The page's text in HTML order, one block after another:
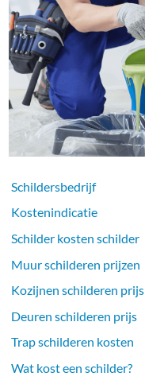
Schildersbedrijf
Kostenindicatie
Schilder kosten schilder
Muur schilderen prijzen
Kozijnen schilderen prijs
Deuren schilderen prijs
Trap schilderen kosten
Wat kost een schilder?